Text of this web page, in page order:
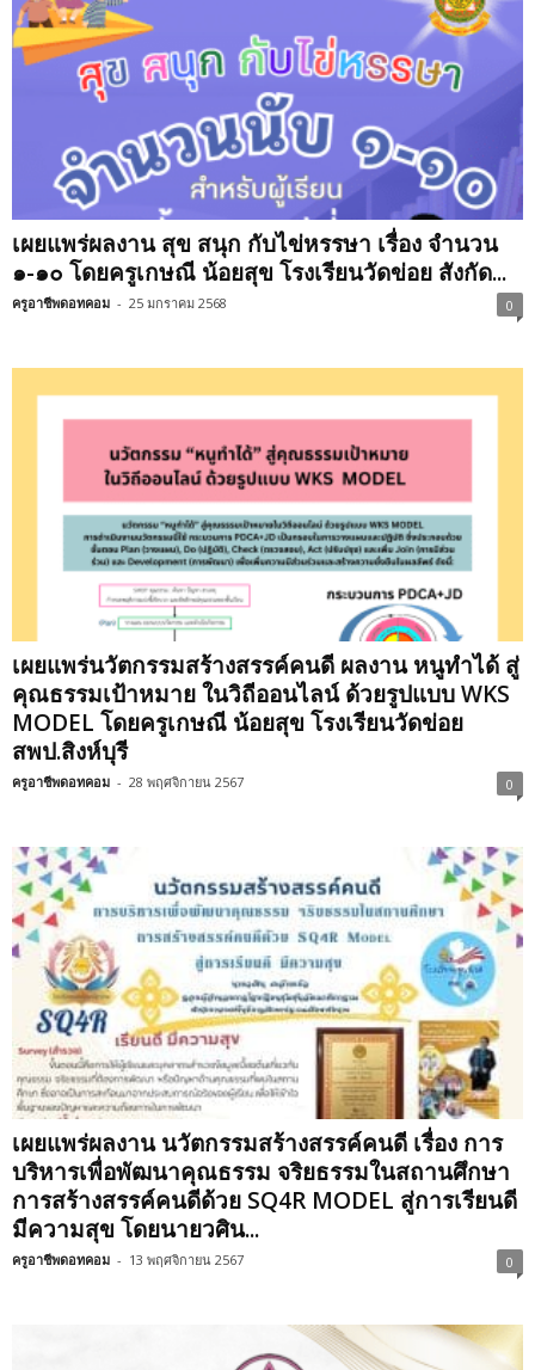
เผยแพร่ผลงาน สุข สนุก กับไข่หรรษา เรื่อง จำนวน
๑-๑๐ โดยครูเกษณี น้อยสุข โรงเรียนวัดข่อย สังกัด...
ครูอาชีพดอทคอม - 25 มกราคม 2568 0
เผยแพร่นวัตกรรมสร้างสรรค์คนดี ผลงาน หนูทำได้ สู่
คุณธรรมเป้าหมาย ในวิถีออนไลน์ ด้วยรูปแบบ WKS
MODEL โดยครูเกษณี น้อยสุข โรงเรียนวัดข่อย
สพป.สิงห์บุรี
ครูอาชีพดอทคอม - 28 พฤศจิกายน 2567 0
เผยแพร่ผลงาน นวัตกรรมสร้างสรรค์คนดี เรื่อง การ
บริหารเพื่อพัฒนาคุณธรรม จริยธรรมในสถานศึกษา
การสร้างสรรค์คนดีด้วย SQ4R MODEL สู่การเรียนดี
มีความสุข โดยนายวศิน...
ครูอาชีพดอทคอม - 13 พฤศจิกายน 2567 0